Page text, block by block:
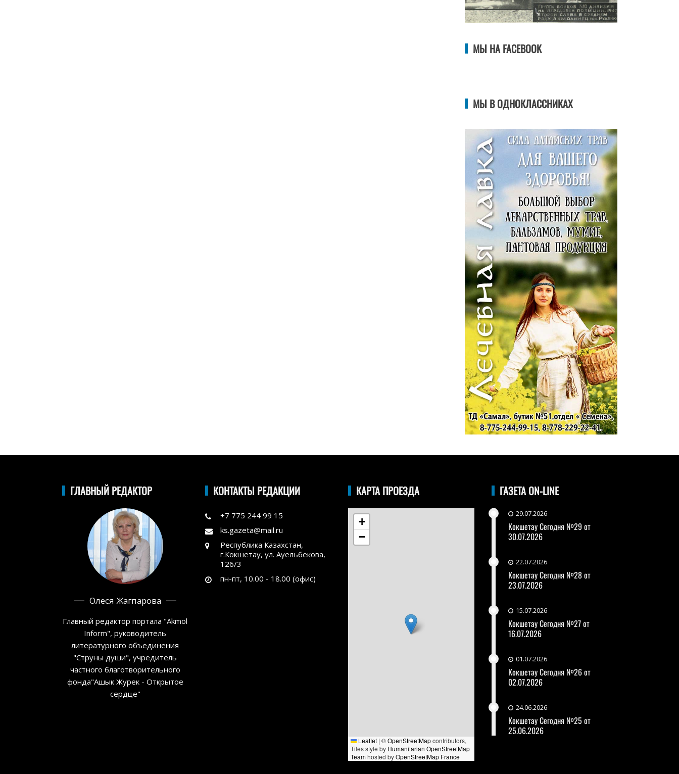
МЫ НА FACEBOOK
МЫ В ОДНОКЛАССНИКАХ
ГЛАВНЫЙ РЕДАКТОР
Олеся Жагпарова
Главный редактор портала "Akmol
Inform", руководитель
литературного объединения
"Струны души", учредитель
частного благотворительного
фонда"Ашык Журек - Открытое
сердце"
КОНТАКТЫ РЕДАКЦИИ
+7 775 244 99 15
ks.gazeta@mail.ru
Республика Казахстан,
г.Кокшетау, ул. Ауельбекова,
126/3
пн-пт, 10.00 - 18.00 (офис)
КАРТА ПРОЕЗДА
+
−
Leaflet | ©OpenStreetMapcontributors,
Tiles style by Humanitarian OpenStreetMap
Teamhosted byOpenStreetMap France
ГАЗЕТА ON-LINE
29.07.2026
Кокшетау Сегодня №29 от
30.07.2026
22.07.2026
Кокшетау Сегодня №28 от
23.07.2026
15.07.2026
Кокшетау Сегодня №27 от
16.07.2026
01.07.2026
Кокшетау Сегодня №26 от
02.07.2026
24.06.2026
Кокшетау Сегодня №25 от
25.06.2026